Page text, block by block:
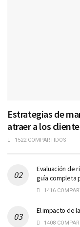
Estrategias de
atraer a los
1522 COMPARTIDOS
Evaluación de
guía completa
1416
El impacto de
1408